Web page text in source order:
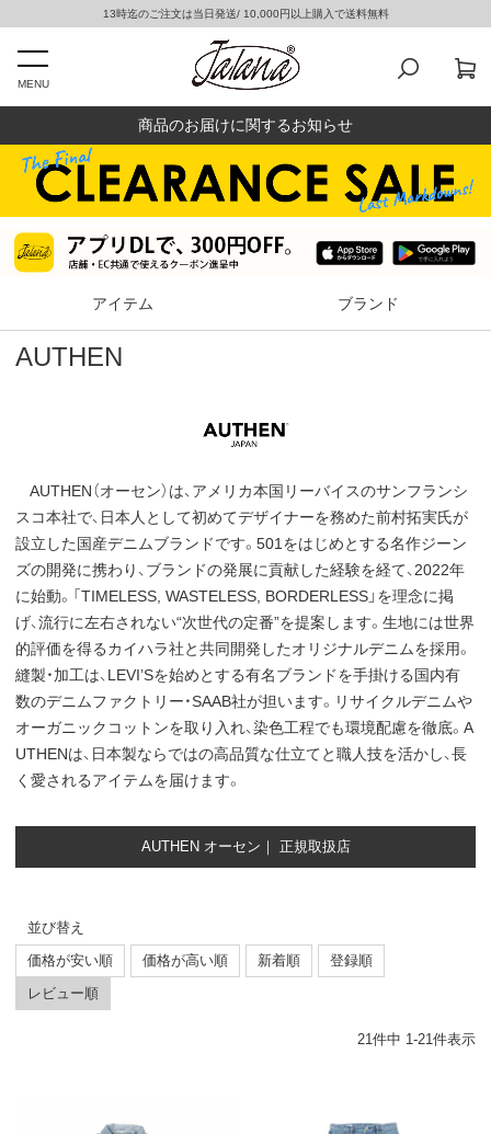
13時迄のご注文は当日発送/ 10,000円以上購入で送料無料
MENU
商品のお届けに関するお知らせ
アイテム ブランド
AUTHEN
AUTHEN（オーセン）は、アメリカ本国リーバイスのサンフランシ
スコ本社で、日本人として初めてデザイナーを務めた前村拓実氏が
設立した国産デニムブランドです。501をはじめとする名作ジーン
ズの開発に携わり、ブランドの発展に貢献した経験を経て、2022年
に始動。「TIMELESS, WASTELESS, BORDERLESS」を理念に掲
げ、流行に左右されない“次世代の定番”を提案します。生地には世界
的評価を得るカイハラ社と共同開発したオリジナルデニムを採用。
縫製・加工は、LEVI’Sを始めとする有名ブランドを手掛ける国内有
数のデニムファクトリー・SAAB社が担います。リサイクルデニムや
オーガニックコットンを取り入れ、染色工程でも環境配慮を徹底。A
UTHENは、日本製ならではの高品質な仕立てと職人技を活かし、長
く愛されるアイテムを届けます。
AUTHEN オーセン｜ 正規取扱店
並び替え
価格が安い順
価格が高い順 新着順
登録順
レビュー順
21件中 1-21件表示